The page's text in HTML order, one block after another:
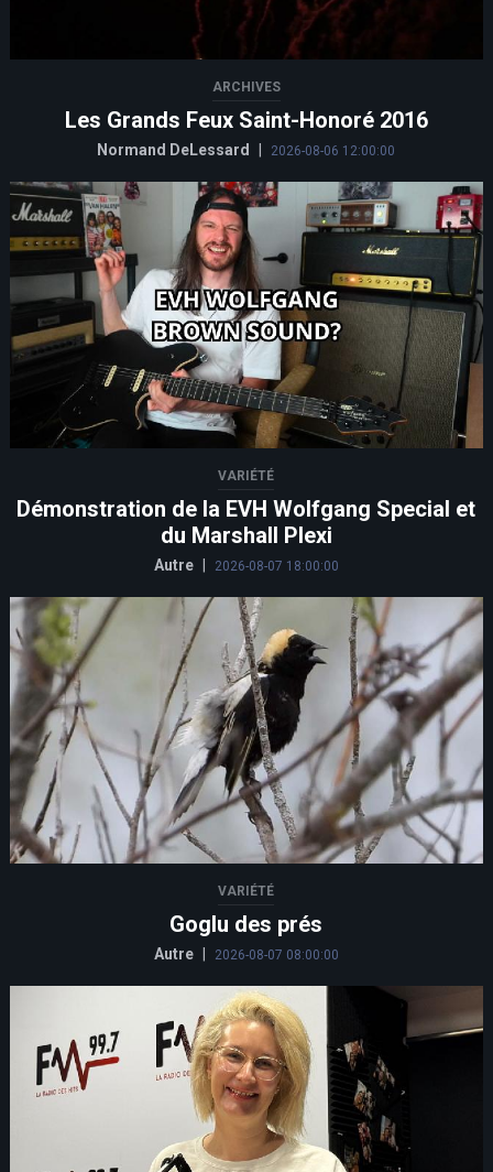
ARCHIVES
Les Grands Feux Saint-Honoré 2016
Normand DeLessard 2026-08-06 12:00:00
VARIÉTÉ
Démonstration de la EVH Wolfgang Special et
du Marshall Plexi
Autre 2026-08-07 18:00:00
VARIÉTÉ
Goglu des prés
Autre 2026-08-07 08:00:00